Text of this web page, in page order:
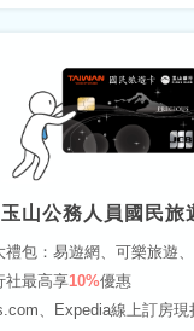
玉山公務人員國民旅
禮包：易遊網、可樂旅遊
社最高享10%優惠
、Expedia線上訂房現